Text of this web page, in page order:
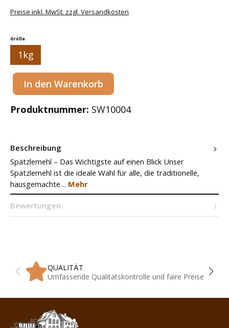
Preise inkl. MwSt. zzgl. Versandkosten
Größeauswählen
1kg
Produkt Anzahl: Gib den gewünschten Wert ein oder benutze die
In den Warenkorb
Produktnummer: SW10004
Beschreibung
Spätzlemehl – Das Wichtigste auf einen Blick Unser
Spätzlemehl ist die ideale Wahl für alle, die traditionelle,
hausgemachte… Mehr
Bewertungen
QUALITÄT
Umfassende Qualitätskontrolle und faire Preise